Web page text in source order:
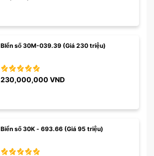
BIển số 30M-039.39 (Giá 230 triệu)
230,000,000 VND
Biển số 30K - 693.66 (Giá 95 triệu)